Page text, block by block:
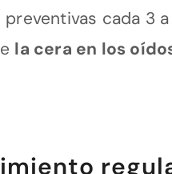
preventivas cada 3
la cera en los